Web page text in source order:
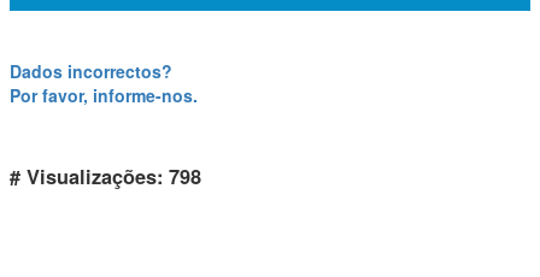
Dados incorrectos?
Por favor, informe-nos.
# Visualizações: 798